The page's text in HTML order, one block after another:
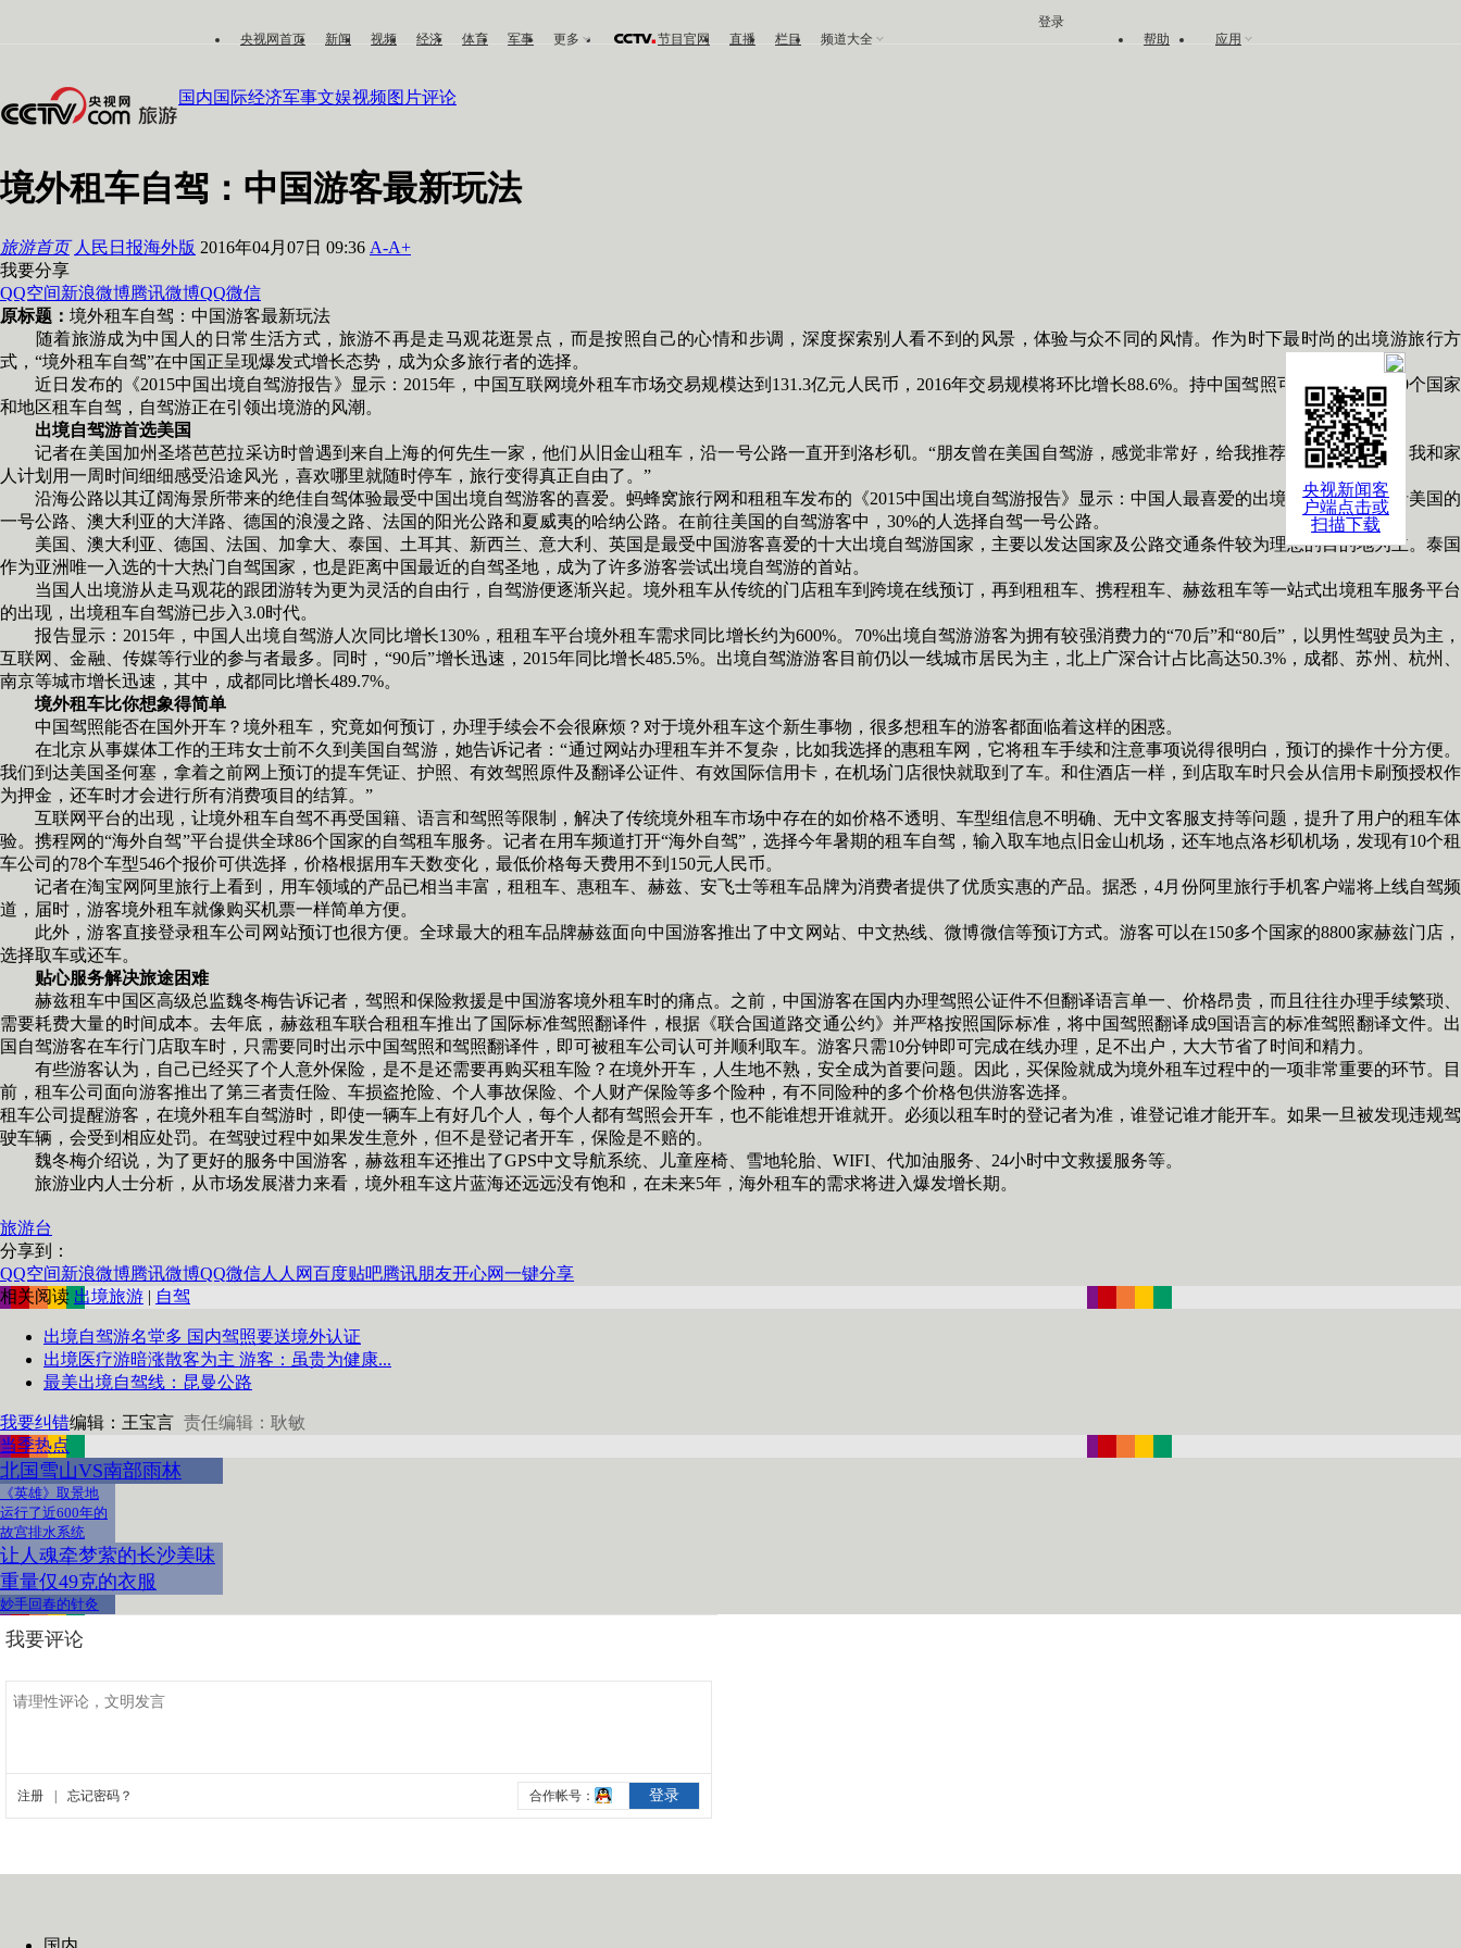
央视新闻客
户端点击或
扫描下载
央视网首页 新闻 视频 经济 体育 军事 更多 节目官网 直播 栏目 频道大全 帮助 应用
登录
国内国际经济军事文娱视频图片评论
境外租车自驾：中国游客最新玩法
旅游首页 人民日报海外版 2016年04月07日 09:36 A-A+
我要分享
QQ空间新浪微博腾讯微博QQ微信
原标题： 境外租车自驾：中国游客最新玩法
随着旅游成为中国人的日常生活方式，旅游不再是走马观花逛景点，而是按照自己的心情和步调，深度探索别人看不到的风景，体验与众不同的风情。作为时下最时尚的出境游旅行方
式，“境外租车自驾”在中国正呈现爆发式增长态势，成为众多旅行者的选择。
近日发布的《2015中国出境自驾游报告》显示：2015年，中国互联网境外租车市场交易规模达到131.3亿元人民币，2016年交易规模将环比增长88.6%。持中国驾照可在全世界近180个国家
和地区租车自驾，自驾游正在引领出境游的风潮。
出境自驾游首选美国
记者在美国加州圣塔芭芭拉采访时曾遇到来自上海的何先生一家，他们从旧金山租车，沿一号公路一直开到洛杉矶。“朋友曾在美国自驾游，感觉非常好，给我推荐了租车的方式。我和家
人计划用一周时间细细感受沿途风光，喜欢哪里就随时停车，旅行变得真正自由了。”
沿海公路以其辽阔海景所带来的绝佳自驾体验最受中国出境自驾游客的喜爱。蚂蜂窝旅行网和租租车发布的《2015中国出境自驾游报告》显示：中国人最喜爱的出境自驾游路线包括美国的
一号公路、澳大利亚的大洋路、德国的浪漫之路、法国的阳光公路和夏威夷的哈纳公路。在前往美国的自驾游客中，30%的人选择自驾一号公路。
美国、澳大利亚、德国、法国、加拿大、泰国、土耳其、新西兰、意大利、英国是最受中国游客喜爱的十大出境自驾游国家，主要以发达国家及公路交通条件较为理想的目的地为主。泰国
作为亚洲唯一入选的十大热门自驾国家，也是距离中国最近的自驾圣地，成为了许多游客尝试出境自驾游的首站。
当国人出境游从走马观花的跟团游转为更为灵活的自由行，自驾游便逐渐兴起。境外租车从传统的门店租车到跨境在线预订，再到租租车、携程租车、赫兹租车等一站式出境租车服务平台
的出现，出境租车自驾游已步入3.0时代。
报告显示：2015年，中国人出境自驾游人次同比增长130%，租租车平台境外租车需求同比增长约为600%。70%出境自驾游游客为拥有较强消费力的“70后”和“80后”，以男性驾驶员为主，
互联网、金融、传媒等行业的参与者最多。同时，“90后”增长迅速，2015年同比增长485.5%。出境自驾游游客目前仍以一线城市居民为主，北上广深合计占比高达50.3%，成都、苏州、杭州、
南京等城市增长迅速，其中，成都同比增长489.7%。
境外租车比你想象得简单
中国驾照能否在国外开车？境外租车，究竟如何预订，办理手续会不会很麻烦？对于境外租车这个新生事物，很多想租车的游客都面临着这样的困惑。
在北京从事媒体工作的王玮女士前不久到美国自驾游，她告诉记者：“通过网站办理租车并不复杂，比如我选择的惠租车网，它将租车手续和注意事项说得很明白，预订的操作十分方便。
我们到达美国圣何塞，拿着之前网上预订的提车凭证、护照、有效驾照原件及翻译公证件、有效国际信用卡，在机场门店很快就取到了车。和住酒店一样，到店取车时只会从信用卡刷预授权作
为押金，还车时才会进行所有消费项目的结算。”
互联网平台的出现，让境外租车自驾不再受国籍、语言和驾照等限制，解决了传统境外租车市场中存在的如价格不透明、车型组信息不明确、无中文客服支持等问题，提升了用户的租车体
验。携程网的“海外自驾”平台提供全球86个国家的自驾租车服务。记者在用车频道打开“海外自驾”，选择今年暑期的租车自驾，输入取车地点旧金山机场，还车地点洛杉矶机场，发现有10个租
车公司的78个车型546个报价可供选择，价格根据用车天数变化，最低价格每天费用不到150元人民币。
记者在淘宝网阿里旅行上看到，用车领域的产品已相当丰富，租租车、惠租车、赫兹、安飞士等租车品牌为消费者提供了优质实惠的产品。据悉，4月份阿里旅行手机客户端将上线自驾频
道，届时，游客境外租车就像购买机票一样简单方便。
此外，游客直接登录租车公司网站预订也很方便。全球最大的租车品牌赫兹面向中国游客推出了中文网站、中文热线、微博微信等预订方式。游客可以在150多个国家的8800家赫兹门店，
选择取车或还车。
贴心服务解决旅途困难
赫兹租车中国区高级总监魏冬梅告诉记者，驾照和保险救援是中国游客境外租车时的痛点。之前，中国游客在国内办理驾照公证件不但翻译语言单一、价格昂贵，而且往往办理手续繁琐、
需要耗费大量的时间成本。去年底，赫兹租车联合租租车推出了国际标准驾照翻译件，根据《联合国道路交通公约》并严格按照国际标准，将中国驾照翻译成9国语言的标准驾照翻译文件。出
国自驾游客在车行门店取车时，只需要同时出示中国驾照和驾照翻译件，即可被租车公司认可并顺利取车。游客只需10分钟即可完成在线办理，足不出户，大大节省了时间和精力。
有些游客认为，自己已经买了个人意外保险，是不是还需要再购买租车险？在境外开车，人生地不熟，安全成为首要问题。因此，买保险就成为境外租车过程中的一项非常重要的环节。目
前，租车公司面向游客推出了第三者责任险、车损盗抢险、个人事故保险、个人财产保险等多个险种，有不同险种的多个价格包供游客选择。
租车公司提醒游客，在境外租车自驾游时，即使一辆车上有好几个人，每个人都有驾照会开车，也不能谁想开谁就开。必须以租车时的登记者为准，谁登记谁才能开车。如果一旦被发现违规驾
驶车辆，会受到相应处罚。在驾驶过程中如果发生意外，但不是登记者开车，保险是不赔的。
魏冬梅介绍说，为了更好的服务中国游客，赫兹租车还推出了GPS中文导航系统、儿童座椅、雪地轮胎、WIFI、代加油服务、24小时中文救援服务等。
旅游业内人士分析，从市场发展潜力来看，境外租车这片蓝海还远远没有饱和，在未来5年，海外租车的需求将进入爆发增长期。
旅游台
分享到：
QQ空间新浪微博腾讯微博QQ微信人人网百度贴吧腾讯朋友开心网一键分享
相关阅读 出境旅游 | 自驾
出境自驾游名堂多 国内驾照要送境外认证
出境医疗游暗涨散客为主 游客：虽贵为健康...
最美出境自驾线：昆曼公路
我要纠错编辑：王宝言 责任编辑：耿敏
当季热点
北国雪山VS南部雨林
《英雄》取景地
运行了近600年的
故宫排水系统
让人魂牵梦萦的长沙美味
重量仅49克的衣服
妙手回春的针灸